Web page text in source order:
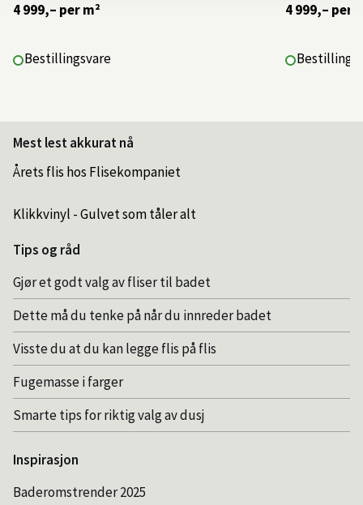
4 999,– per m²
Bestillingsvare
4 999,– per
Mest lest akkurat nå
Årets flis hos Flisekompaniet
Klikkvinyl - Gulvet som tåler alt
Tips og råd
Gjør et godt valg av fliser til badet
Dette må du tenke på når du innreder badet
Visste du at du kan legge flis på flis
Fugemasse i farger
Smarte tips for riktig valg av dusj
Inspirasjon
Baderomstrender 2025